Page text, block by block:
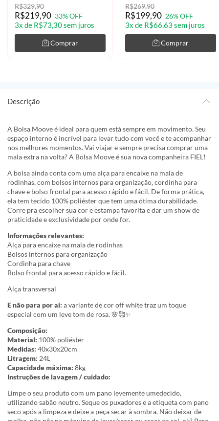
R$329,90
R$219,90 33% OFF
3x de R$73,30 sem juros
Comprar
R$269,90
R$199,90 26% OFF
3x de R$66,63 sem juros
Comprar
Descrição
A Bolsa Moove é ideal para quem está sempre em movimento. Seu
espaço interno é incrível para levar tudo com você e te acompanhar
nos melhores momentos. Vai viajar e sempre precisa comprar uma
mala extra na volta? A Bolsa Moove é sua nova companheira FIEL!
A bolsa ainda conta com uma alça para encaixe na mala de
rodinhas, com bolsos internos para organização, cordinha para
chave e bolso frontal para acesso rápido e fácil. De forma prática,
ela tem tecido 100% poliéster que tem uma ótima durabilidade.
Corre pra escolher sua cor e estampa favorita e dar um show de
praticidade e exclusividade por onde for.
Informações relevantes:
Alça para encaixe na mala de rodinhas
Bolsos internos para organização
Cordinha para chave
Bolso frontal para acesso rápido e fácil.
Alça transversal
E não para por ai: a variante de cor off white traz um toque
especial com um leve tom de rosa. 🌸🥰✨
Composição:
Material: 100% poliéster
Medidas: 40x30x20cm
Litragem: 24L
Capacidade máxima: 8kg
Instruções de lavagem / cuidado:
Limpe o seu produto com um pano levemente umedecido,
utilizando sabão neutro. Seque os puxadores e a etiqueta com pano
seco após a limpeza e deixe a peça secar à sombra. Não deixar de